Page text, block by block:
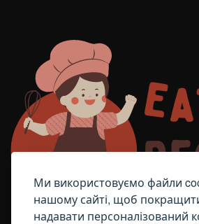
Ми використовуємо файли
нашому сайті, щоб
надавати персоналізований